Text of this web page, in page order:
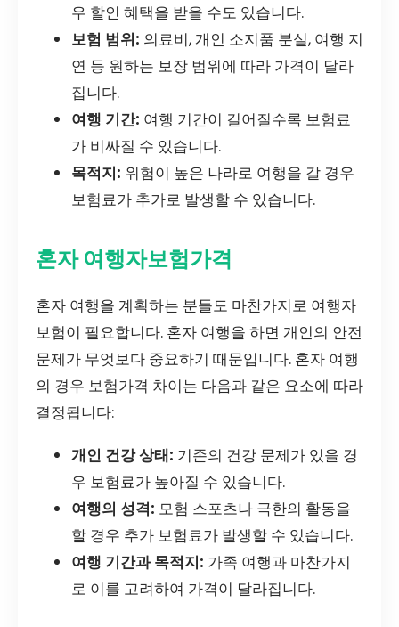
우 할인 혜택을 받을 수도 있습니다.
보험 범위: 의료비, 개인 소지품 분실, 여행 지
연 등 원하는 보장 범위에 따라 가격이 달라
집니다.
여행 기간: 여행 기간이 길어질수록 보험료
가 비싸질 수 있습니다.
목적지: 위험이 높은 나라로 여행을 갈 경우
보험료가 추가로 발생할 수 있습니다.
혼자 여행자보험가격
혼자 여행을 계획하는 분들도 마찬가지로 여행자
보험이 필요합니다. 혼자 여행을 하면 개인의 안전
문제가 무엇보다 중요하기 때문입니다. 혼자 여행
의 경우 보험가격 차이는 다음과 같은 요소에 따라
결정됩니다:
개인 건강 상태: 기존의 건강 문제가 있을 경
우 보험료가 높아질 수 있습니다.
여행의 성격: 모험 스포츠나 극한의 활동을
할 경우 추가 보험료가 발생할 수 있습니다.
여행 기간과 목적지: 가족 여행과 마찬가지
로 이를 고려하여 가격이 달라집니다.